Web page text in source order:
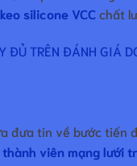
keo silicone VCCchất
ĐỦ TRÊN ĐÁNH GIÁ
đưa tin về bước tiến
thành viên mạng lưới